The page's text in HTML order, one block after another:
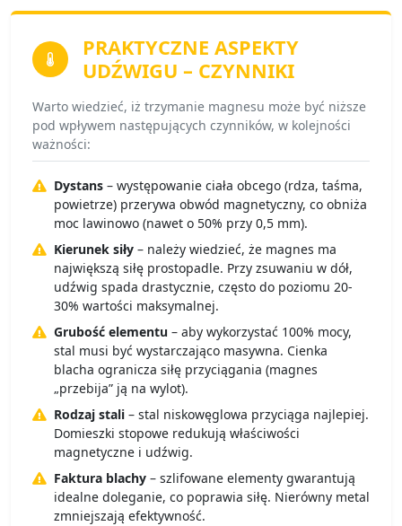
PRAKTYCZNE ASPEKTY
UDŹWIGU – CZYNNIKI
Warto wiedzieć, iż trzymanie magnesu może być niższe
pod wpływem następujących czynników, w kolejności
ważności:
Dystans – występowanie ciała obcego (rdza, taśma,
powietrze) przerywa obwód magnetyczny, co obniża
moc lawinowo (nawet o 50% przy 0,5 mm).
Kierunek siły – należy wiedzieć, że magnes ma
największą siłę prostopadle. Przy zsuwaniu w dół,
udźwig spada drastycznie, często do poziomu 20-
30% wartości maksymalnej.
Grubość elementu – aby wykorzystać 100% mocy,
stal musi być wystarczająco masywna. Cienka
blacha ogranicza siłę przyciągania (magnes
„przebija” ją na wylot).
Rodzaj stali – stal niskowęglowa przyciąga najlepiej.
Domieszki stopowe redukują właściwości
magnetyczne i udźwig.
Faktura blachy – szlifowane elementy gwarantują
idealne doleganie, co poprawia siłę. Nierówny metal
zmniejszają efektywność.